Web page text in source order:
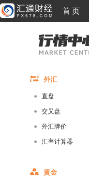
首 页
外汇
直盘
交叉盘
外汇牌价
汇率计算器
黄金